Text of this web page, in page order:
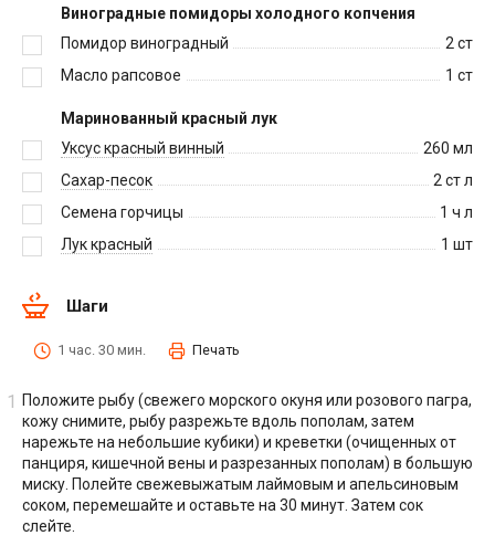
Виноградные помидоры холодного копчения
Помидор виноградный
2 ст
Масло рапсовое
1 ст
Маринованный красный лук
Уксус красный винный
260 мл
Сахар-песок
2 ст л
Семена горчицы
1 ч л
Лук красный
1 шт
Шаги
1 час. 30 мин. Печать
Положите рыбу (свежего морского окуня или розового пагра,
кожу снимите, рыбу разрежьте вдоль пополам, затем
нарежьте на небольшие кубики) и креветки (очищенных от
панциря, кишечной вены и разрезанных пополам) в большую
миску. Полейте свежевыжатым лаймовым и апельсиновым
соком, перемешайте и оставьте на 30 минут. Затем сок
слейте.